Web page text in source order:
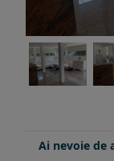
Ai nevoie de